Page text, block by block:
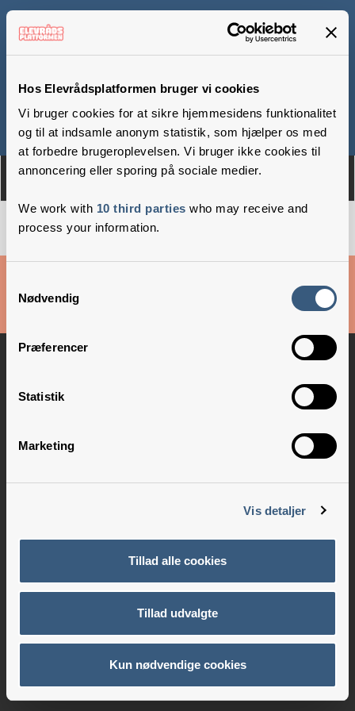
Hos Elevrådsplatformen bruger vi cookies
Vi bruger cookies for at sikre hjemmesidens funktionalitet
og til at indsamle anonym statistik, som hjælper os med
at forbedre brugeroplevelsen. Vi bruger ikke cookies til
annoncering eller sporing på sociale medier.
We work with 10 third parties who may receive and
process your information.
Nødvendig
Præferencer
Statistik
Marketing
Vis detaljer
Tillad alle cookies
Tillad udvalgte
Kun nødvendige cookies
Om Medlemmer